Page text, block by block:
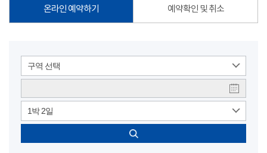
온라인 예약하기 예약확인 및 취소
구역 선택
1박 2일